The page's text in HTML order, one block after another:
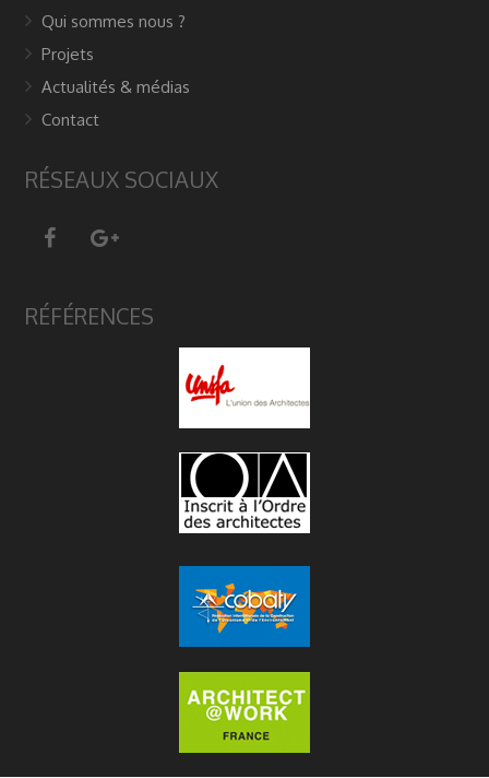
Qui sommes nous ?
Projets
Actualités & médias
Contact
RÉSEAUX SOCIAUX
RÉFÉRENCES